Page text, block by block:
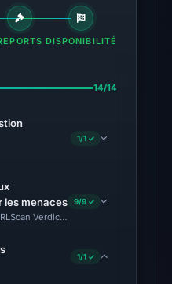
DISPONIBILITÉ
14/14
1/1 ✓
les menaces
Verdict · Cloudflare Radar
9/9 ✓
1/1 ✓